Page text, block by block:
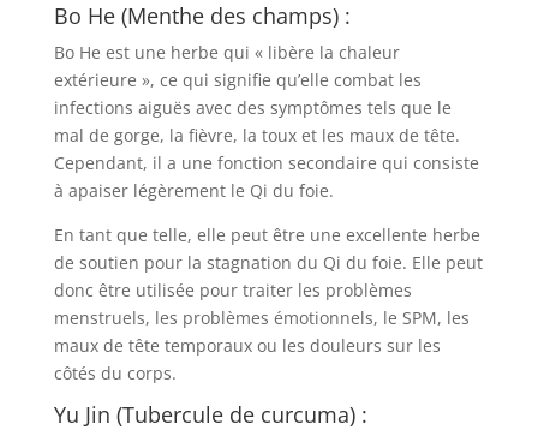
Bo He (Menthe des champs) :
Bo He est une herbe qui « libère la chaleur
extérieure », ce qui signifie qu’elle combat les
infections aiguës avec des symptômes tels que le
mal de gorge, la fièvre, la toux et les maux de tête.
Cependant, il a une fonction secondaire qui consiste
à apaiser légèrement le Qi du foie.
En tant que telle, elle peut être une excellente herbe
de soutien pour la stagnation du Qi du foie. Elle peut
donc être utilisée pour traiter les problèmes
menstruels, les problèmes émotionnels, le SPM, les
maux de tête temporaux ou les douleurs sur les
côtés du corps.
Yu Jin (Tubercule de curcuma) :